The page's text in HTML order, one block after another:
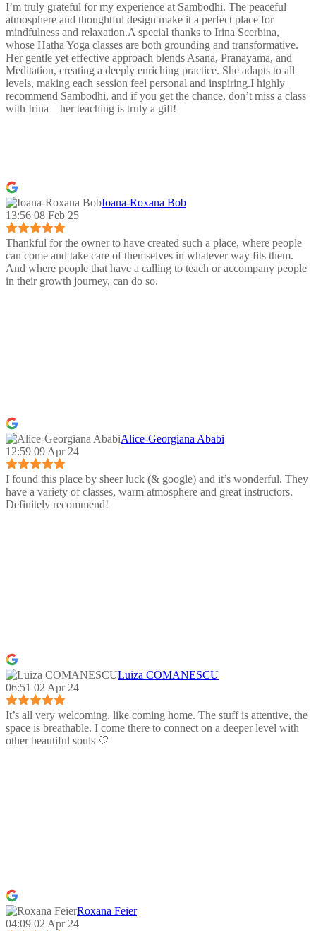
I’m truly grateful for my experience at Sambodhi. The peaceful
atmosphere and thoughtful design make it a perfect place for
mindfulness and relaxation.A special thanks to Irina Scerbina,
whose Hatha Yoga classes are both grounding and transformative.
Her gentle yet effective approach blends Asana, Pranayama, and
Meditation, creating a deeply enriching practice. She adapts to all
levels, making each session feel personal and inspiring.I highly
recommend Sambodhi, and if you get the chance, don’t miss a class
with Irina—her teaching is truly a gift!
Ioana-Roxana Bob
13:56 08 Feb 25
Thankful for the owner to have created such a place, where people
can come and take care of themselves in whatever way fits them.
And where people that have a calling to teach or accompany people
in their growth journey, can do so.
Alice-Georgiana Ababi
12:59 09 Apr 24
I found this place by sheer luck (& google) and it’s wonderful. They
have a variety of classes, warm atmosphere and great instructors.
Definitely recommend!
Luiza COMANESCU
06:51 02 Apr 24
It’s all very welcoming, like coming home. The stuff is attentive, the
space is breathable. I come there to connect on a deeper level with
other beautiful souls 🤍
Roxana Feier
04:09 02 Apr 24